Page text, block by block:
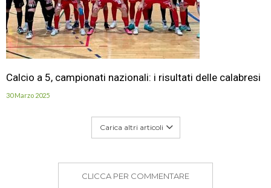
Calcio a 5, campionati nazionali: i risultati delle calabresi
30 Marzo 2025
Carica altri articoli
CLICCA PER COMMENTARE